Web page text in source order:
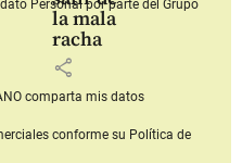
la mala
racha
share
Personalpor parte del Grupo
comparta mis datos
conforme su Política de